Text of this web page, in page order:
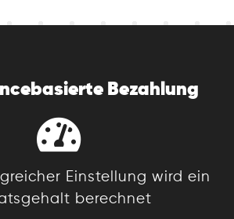
Bezahlung
Einstellung wird ein
berechnet